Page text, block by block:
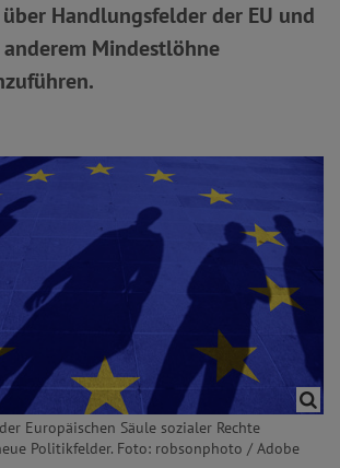
Handlungsfelder der EU und
Mindestlöhne
Europäischen Säule sozialer Rechte
Politikfelder. Foto: robsonphoto / Adobe